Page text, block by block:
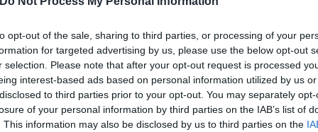
opt-out of the sale, sharing to third parties, or processing of your
for targeted advertising by us, please use the below opt-out
selection. Please note that after your opt-out request is processed
interest-based ads based on personal information utilized by us
to third parties prior to your opt-out. You may separately
of your personal information by third parties on the IAB’s list of
This information may also be disclosed by us to third parties on the
τους, η αλλαγή του καιρού και το
για τους ίδιους και τα ζώα τους.